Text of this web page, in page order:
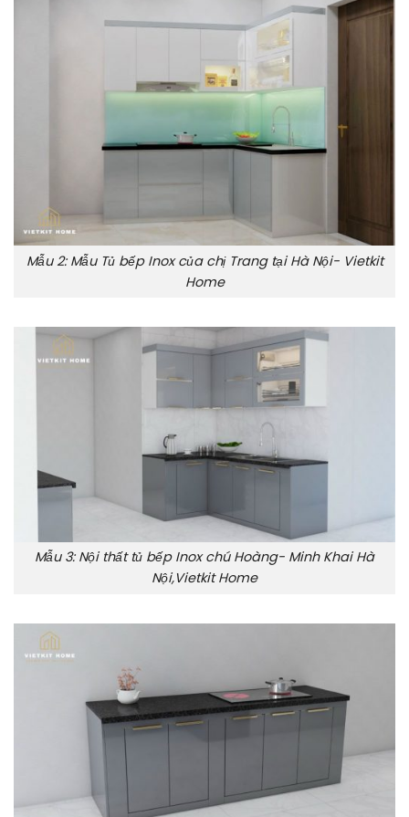
Mẫu 2: Mẫu Tủ bếp Inox của chị Trang tại Hà Nội- Vietkit
Home
Mẫu 3: Nội thất tủ bếp Inox chú Hoàng- Minh Khai Hà
Nội,Vietkit Home